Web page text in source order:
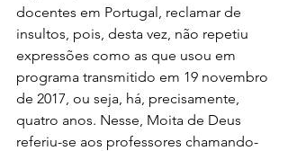
docentes em Portugal, reclamar de
insultos, pois, desta vez, não repetiu
expressões como as que usou em
programa transmitido em 19 novembro
de 2017, ou seja, há, precisamente,
quatro anos. Nesse, Moita de Deus
referiu-se aos professores chamando-